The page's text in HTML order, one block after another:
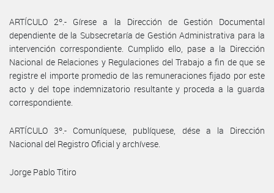
ARTÍCULO 2º.- Gírese a la Dirección de Gestión Documental
dependiente de la Subsecretaría de Gestión Administrativa para la
intervención correspondiente. Cumplido ello, pase a la Dirección
Nacional de Relaciones y Regulaciones del Trabajo a fin de que se
registre el importe promedio de las remuneraciones fijado por este
acto y del tope indemnizatorio resultante y proceda a la guarda
correspondiente.
ARTÍCULO 3º.- Comuníquese, publíquese, dése a la Dirección
Nacional del Registro Oficial y archívese.
Jorge Pablo Titiro